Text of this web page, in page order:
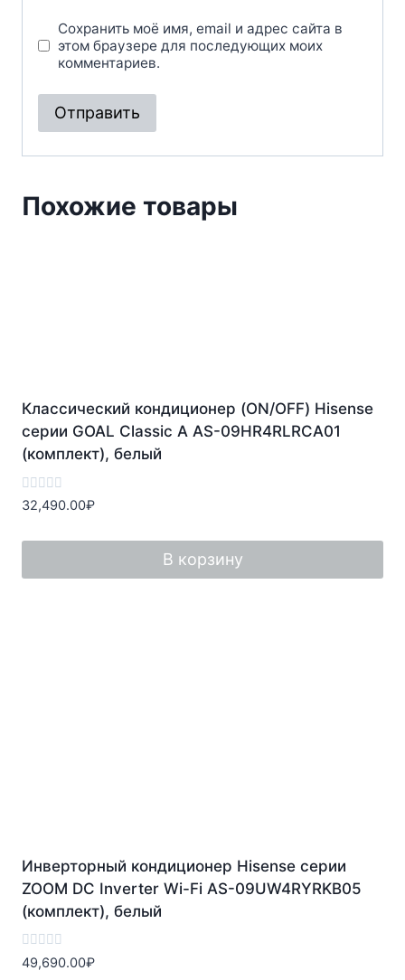
Сохранить моё имя, email и адрес сайта в
этом браузере для последующих моих
комментариев.
Похожие товары
Классический кондиционер (ON/OFF) Hisense
серии GOAL Classic A AS-09HR4RLRCA01
(комплект), белый
Оценка
0
5
32,490.00₽
В корзину
Инверторный кондиционер Hisense серии
ZOOM DC Inverter Wi-Fi AS-09UW4RYRKB05
(комплект), белый
Оценка
0
49,690.00₽